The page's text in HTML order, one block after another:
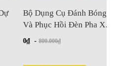
Bộ Dụng Cụ Đánh Bóng
Và Phục Hồi Đèn Pha Xe
Hơi- 800.000₫